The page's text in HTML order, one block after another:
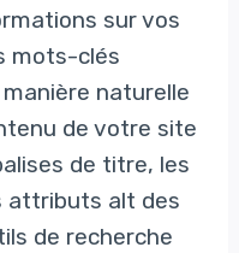
sur vos
mots-clés
naturelle
de votre site
de titre, les
attributs alt des
de recherche